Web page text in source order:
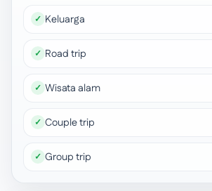
Keluarga
Road trip
Wisata alam
Couple trip
Group trip